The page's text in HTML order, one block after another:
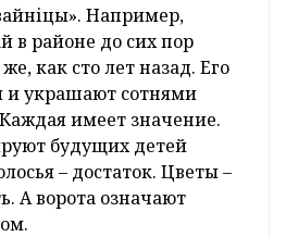
Например,
в районе до сих пор
как сто лет назад. Его
и украшают сотнями
имеет значение.
будущих детей
– достаток. Цветы –
А ворота означают